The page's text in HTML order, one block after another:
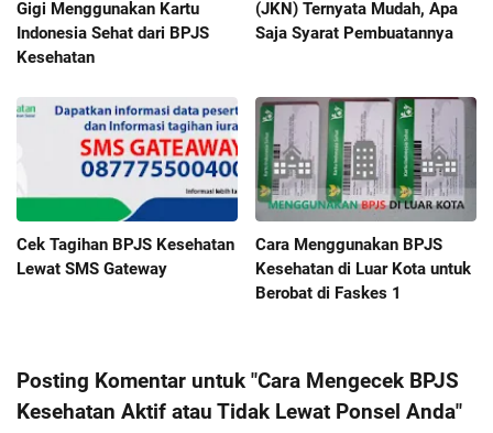
Gigi Menggunakan Kartu
Indonesia Sehat dari BPJS
Kesehatan
(JKN) Ternyata Mudah, Apa
Saja Syarat Pembuatannya
Cek Tagihan BPJS Kesehatan
Lewat SMS Gateway
Cara Menggunakan BPJS
Kesehatan di Luar Kota untuk
Berobat di Faskes 1
Posting Komentar untuk "Cara Mengecek BPJS
Kesehatan Aktif atau Tidak Lewat Ponsel Anda"